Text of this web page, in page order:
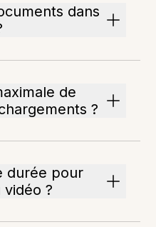
dans
de
?
durée pour
vidéo ?